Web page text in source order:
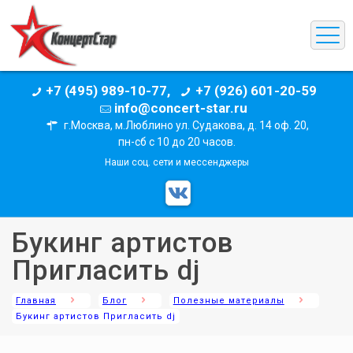
+7 (495) 989-10-77,
+7 (926) 601-20-59
info@concert-star.ru
г.Москва, м.Люблино ул. Судакова, д. 14 оф. 20,
пн-сб с 10 до 20 часов.
Наши соц. сети и мессенджеры
Букинг артистов
Пригласить dj
Главная Блог
Полезные материалы
Букинг артистов Пригласить dj